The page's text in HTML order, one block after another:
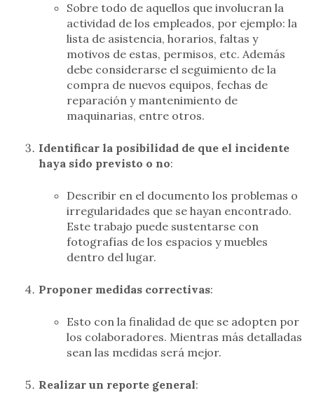
Sobre todo de aquellos que involucran la
actividad de los empleados, por ejemplo: la
lista de asistencia, horarios, faltas y
motivos de estas, permisos, etc. Además
debe considerarse el seguimiento de la
compra de nuevos equipos, fechas de
reparación y mantenimiento de
maquinarias, entre otros.
Identificar la posibilidad de que el incidente
haya sido previsto o no:
Describir en el documento los problemas o
irregularidades que se hayan encontrado.
Este trabajo puede sustentarse con
fotografías de los espacios y muebles
dentro del lugar.
Proponer medidas correctivas:
Esto con la finalidad de que se adopten por
los colaboradores. Mientras más detalladas
sean las medidas será mejor.
Realizar un reporte general: